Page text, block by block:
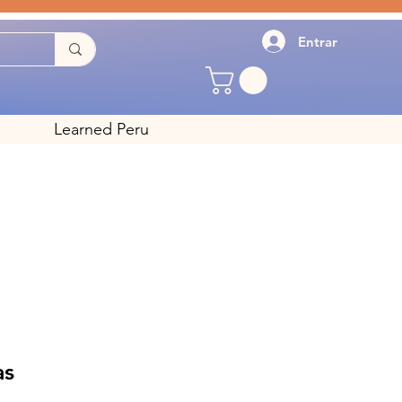
Entrar
Learned Peru